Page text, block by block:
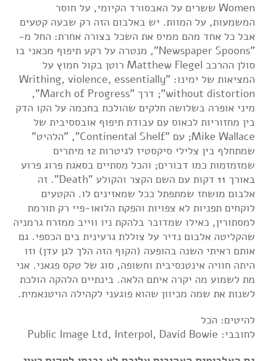
Women ששרים על האבסורד הקיומי, על חוסר
המשמעות, על המוות. יש באלבום הזה רק שבעה קטעים
אבל כל אחד מהם ממיס את השכל בצורה אחרת: החל מ-
"Newspaper Spoons", מנטרה על רקע תיפוף מכאני בו
סולן ההרכב Matthew Flegel רוטן בקול חמוץ על
המציאות של ימינו: "Writhing, violence, essentially
without distortion"; דרך "March of Progress",
מיני אופרה בשלושה חלקים שהולכת בחכמה על הקו הדק
בין מחזוריות לכאוס עם עבודת תיפוף אובססיבית של
Mike Wallace; עם "Continental Shelf", "הלהיט"
שמתחלף בין צלילי סיקסטיז לגיטרות 12 מיתרים
שמזמזמות כמו דבורים; והכל מסתיים בסאגת פרוג פרוע
באורך 11 דקות עם השם הקצר והקולע "Death". זה
אלבום מושחז שמתפתל ככל שמאזינים לו. הקטעים
לוקחים תפניות לא צפויות והפקת הלואו-פיי רק תורמת
למסתורין, כאילו שמדובר בלהקת ניו ווייב ממזרח גרמניה
שהקליטה אלבום נדיר על צוללת גרעינית בים הכספי. גם
אותם ראיתי השנה בהופעה (הקוף הזה הלך לגן עדן) וזו
היתה חוויה אינטנסיבית וחשופה, סוג של טקס פגאני. אני
מת לשמוע מה יקרה איתם הלאה. בינתיים הלהקה הולכת
לשנות את שמה מכיוון שהוא פוגעני לקהילה הויטנאמית.
להיטים: הכל
לחובבי: Public Image Ltd, Interpol, David Bowie